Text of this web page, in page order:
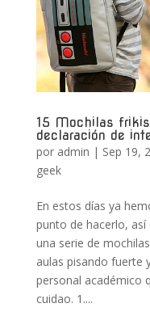
15 Mochilas
declaración de
por admin | Sep 19,
geek
En estos días ya
punto de hacerlo,
una serie de
aulas pisando fuerte
personal académico
cuidao. 1....